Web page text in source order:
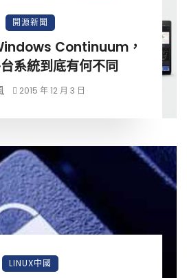
開源新聞
Continuum，
系統到底有何不同
2015 年 12 月 3 日
LINUX中國